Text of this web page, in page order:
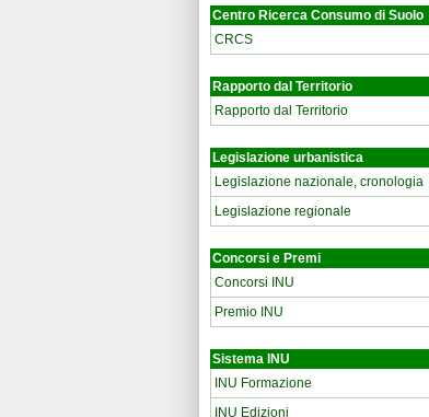
Centro Ricerca Consumo di Suolo
CRCS
Rapporto dal Territorio
Rapporto dal Territorio
Legislazione urbanistica
Legislazione nazionale, cronologia
Legislazione regionale
Concorsi e Premi
Concorsi INU
Premio INU
Sistema INU
INU Formazione
INU Edizioni